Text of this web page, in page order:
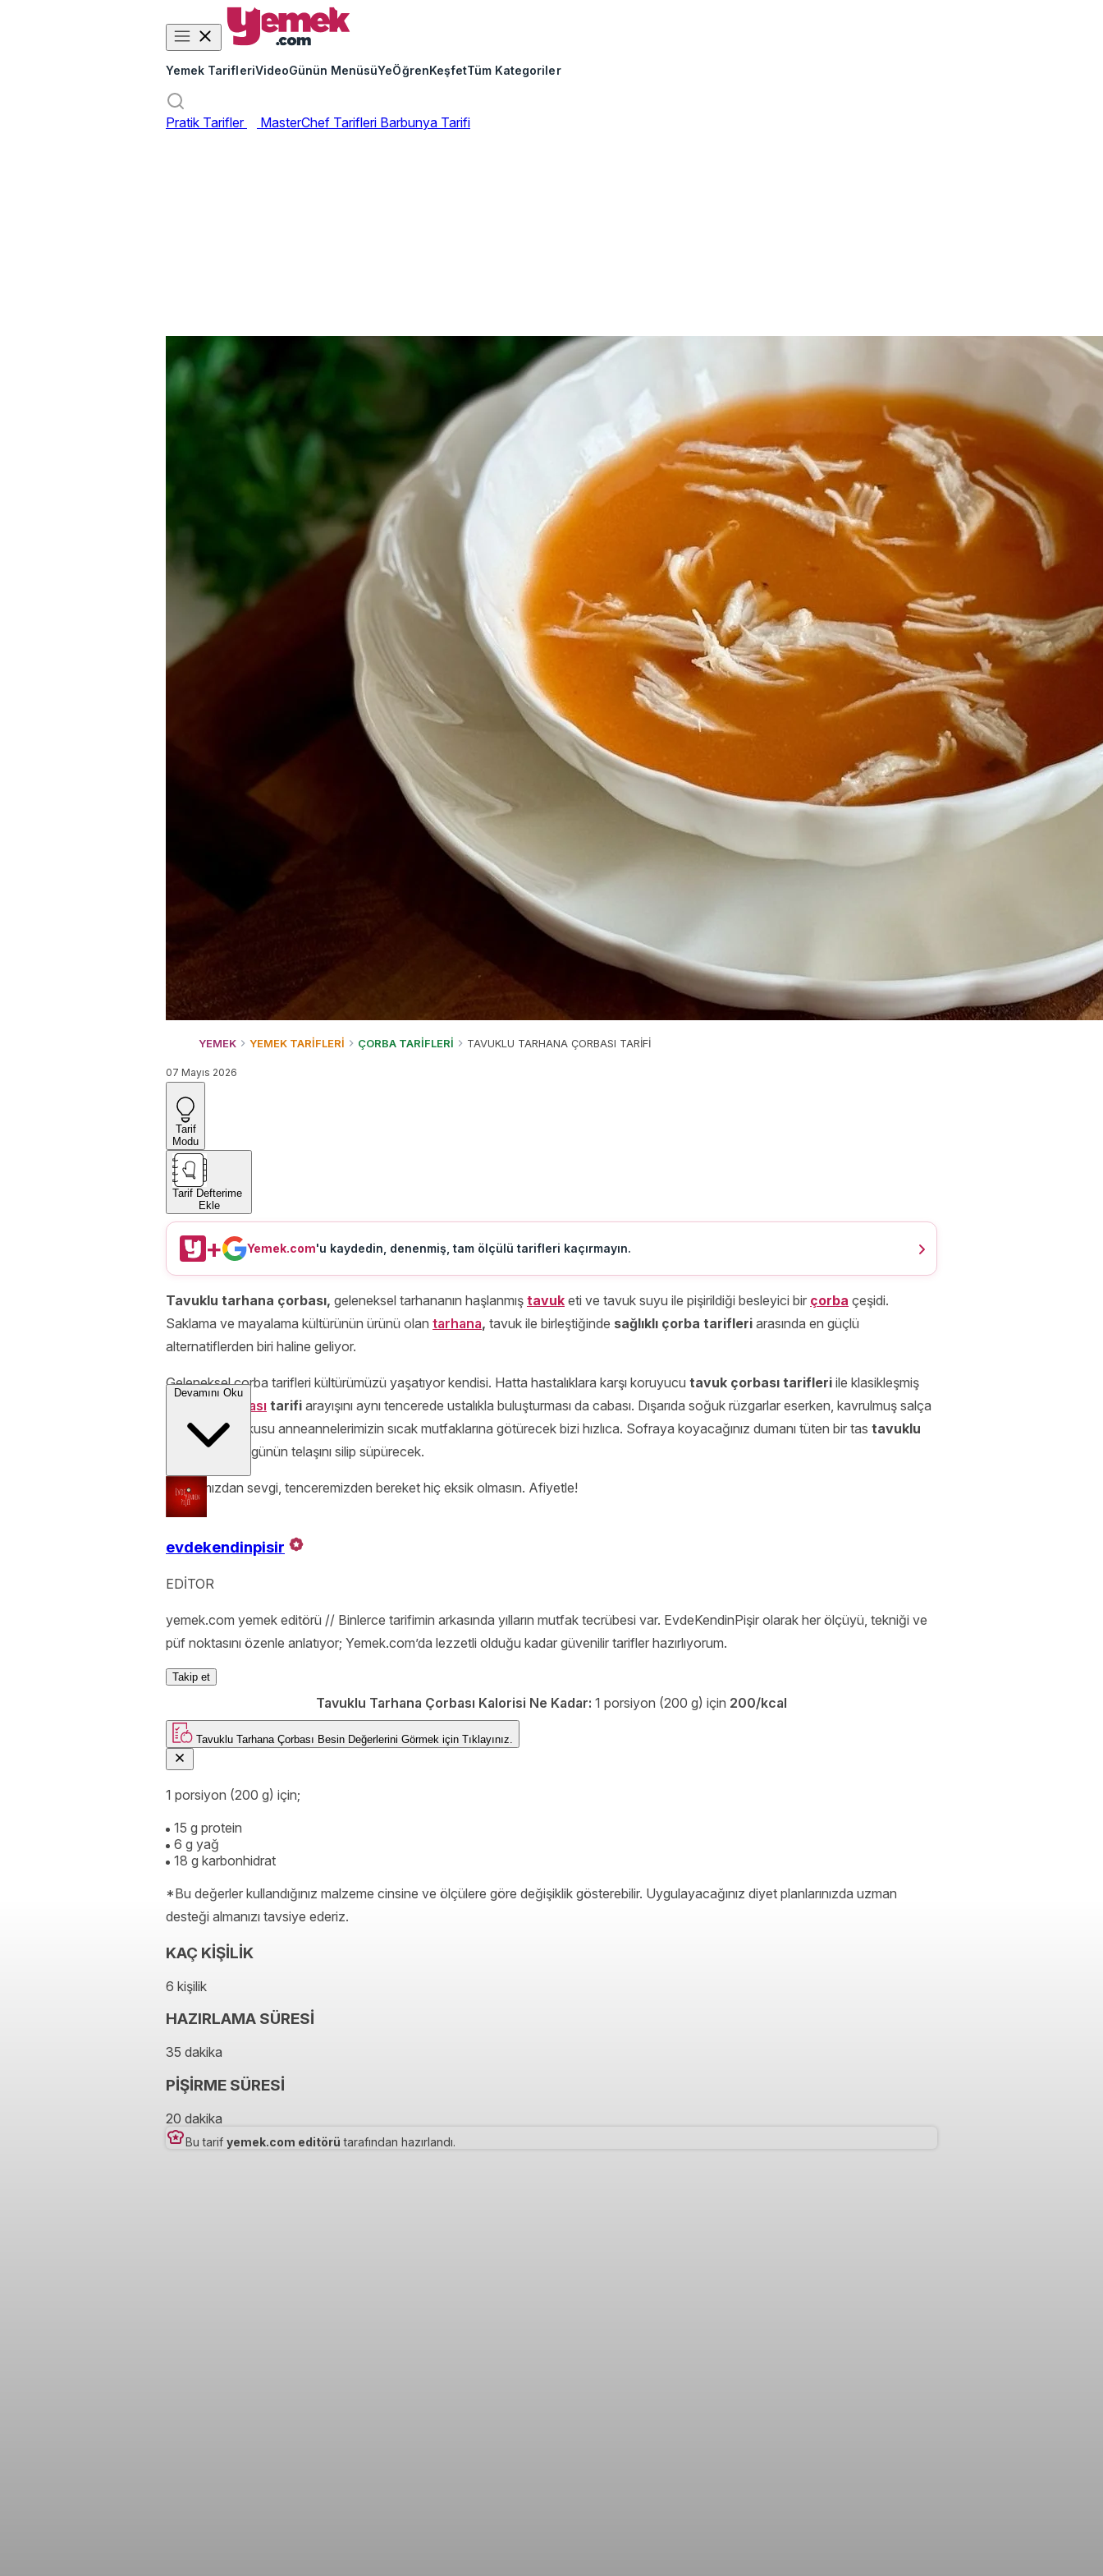
Yemek TarifleriVideoGünün MenüsüYeÖğrenKeşfetTüm Kategoriler
Pratik Tarifler MasterChef Tarifleri Barbunya Tarifi
YEMEK YEMEK TARİFLERİ ÇORBA TARİFLERİ TAVUKLU TARHANA ÇORBASI TARİFİ
07 Mayıs 2026
Tarif
Modu
Tarif Defterime
Ekle
+ Yemek.com'u kaydedin, denenmiş, tam ölçülü tarifleri kaçırmayın.
Tavuklu tarhana çorbası, geleneksel tarhananın haşlanmış tavuk eti ve tavuk suyu ile pişirildiği besleyici bir çorba çeşidi.
Saklama ve mayalama kültürünün ürünü olan tarhana, tavuk ile birleştiğinde sağlıklı çorba tarifleri arasında en güçlü
alternatiflerden biri haline geliyor.
Geleneksel çorba tarifleri kültürümüzü yaşatıyor kendisi. Hatta hastalıklara karşı koruyucu tavuk çorbası tarifleri ile klasikleşmiş
tarhana çorbası tarifi arayışını aynı tencerede ustalıkla buluşturması da cabası. Dışarıda soğuk rüzgarlar eserken, kavrulmuş salça
ve tarhana kokusu anneannelerimizin sıcak mutfaklarına götürecek bizi hızlıca. Sofraya koyacağınız dumanı tüten bir tas tavuklu
tarhana,
tüm günün telaşını silip süpürecek.
Ocağımızdan sevgi, tenceremizden bereket hiç eksik olmasın. Afiyetle!
Devamını Oku
evdekendinpisir
EDİTOR
yemek.com yemek editörü // Binlerce tarifimin arkasında yılların mutfak tecrübesi var. EvdeKendinPişir olarak her ölçüyü, tekniği ve
püf noktasını özenle anlatıyor; Yemek.com’da lezzetli olduğu kadar güvenilir tarifler hazırlıyorum.
Takip et
Tavuklu Tarhana Çorbası Kalorisi Ne Kadar: 1 porsiyon (200 g) için 200/kcal
Tavuklu Tarhana Çorbası Besin Değerlerini Görmek için Tıklayınız.
1 porsiyon (200 g) için;
15 g protein
6 g yağ
18 g karbonhidrat
*Bu değerler kullandığınız malzeme cinsine ve ölçülere göre değişiklik gösterebilir. Uygulayacağınız diyet planlarınızda uzman
desteği almanızı tavsiye ederiz.
KAÇ KİŞİLİK
6 kişilik
HAZIRLAMA SÜRESİ
35 dakika
PİŞİRME SÜRESİ
20 dakika
Bu tarif yemek.com editörü tarafından hazırlandı.